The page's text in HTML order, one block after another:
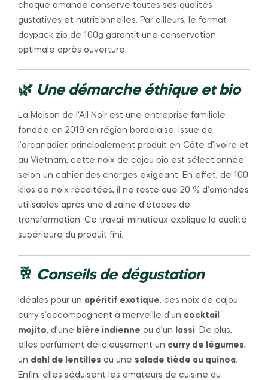
chaque amande conserve toutes ses qualités
gustatives et nutritionnelles. Par ailleurs, le format
doypack zip de 100g garantit une conservation
optimale après ouverture.
🌿 Une démarche éthique et bio
La Maison de l’Ail Noir est une entreprise familiale
fondée en 2019 en région bordelaise. Issue de
l’arcanadier, principalement produit en Côte d’Ivoire et
au Vietnam, cette noix de cajou bio est sélectionnée
selon un cahier des charges exigeant. En effet, de 100
kilos de noix récoltées, il ne reste que 20 % d’amandes
utilisables après une dizaine d’étapes de
transformation. Ce travail minutieux explique la qualité
supérieure du produit fini.
🥂 Conseils de dégustation
Idéales pour un apéritif exotique, ces noix de cajou
curry s’accompagnent à merveille d’un cocktail
mojito, d’une bière indienne ou d’un lassi. De plus,
elles parfument délicieusement un curry de légumes,
un dahl de lentilles ou une salade tiède au quinoa.
Enfin, elles séduisent les amateurs de cuisine du